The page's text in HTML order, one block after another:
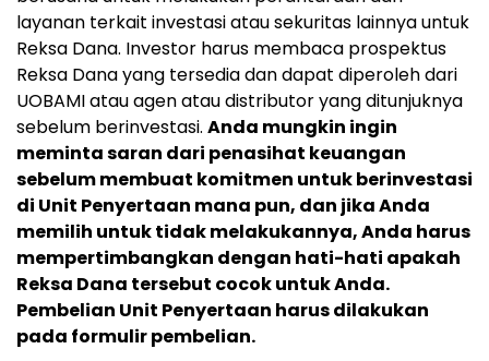
layanan terkait investasi atau sekuritas lainnya untuk
Reksa Dana. Investor harus membaca prospektus
Reksa Dana yang tersedia dan dapat diperoleh dari
UOBAMI atau agen atau distributor yang ditunjuknya
sebelum berinvestasi. Anda mungkin ingin
meminta saran dari penasihat keuangan
sebelum membuat komitmen untuk berinvestasi
di Unit Penyertaan mana pun, dan jika Anda
memilih untuk tidak melakukannya, Anda harus
mempertimbangkan dengan hati-hati apakah
Reksa Dana tersebut cocok untuk Anda.
Pembelian Unit Penyertaan harus dilakukan
pada formulir pembelian.